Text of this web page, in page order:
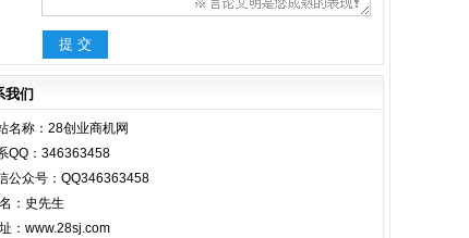
我们
名称：28创业商机网
QQ：346363458
公众号：QQ346363458
：史先生
：www.28sj.com